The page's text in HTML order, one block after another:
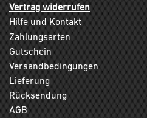
Vertrag widerrufen
Hilfe und Kontakt
Zahlungsarten
Gutschein
Versandbedingungen
Lieferung
Rücksendung
AGB